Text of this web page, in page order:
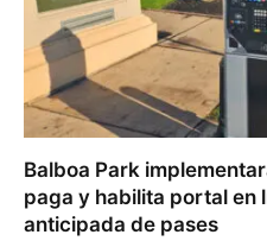
Balboa Park
paga y habilita portal en
anticipada de pases